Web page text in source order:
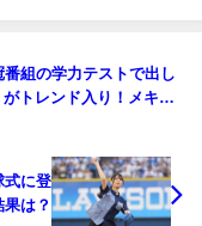
組の学力テストで出し
トレンド入り！メキシ
式に登
は？